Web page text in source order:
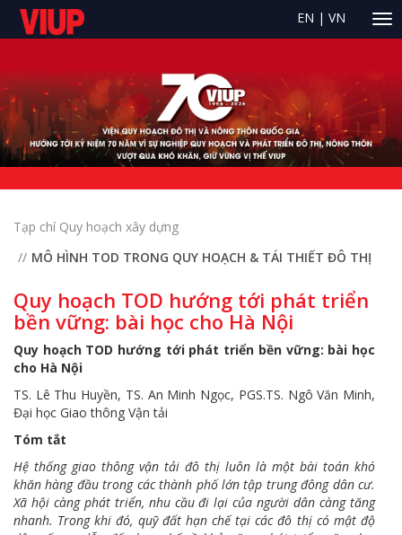
EN | VN
Tạp chí Quy hoạch xây dựng
MÔ HÌNH TOD TRONG QUY HOẠCH & TÁI THIẾT ĐÔ THỊ
Quy hoạch TOD hướng tới phát triển
bền vững: bài học cho Hà Nội
Quy hoạch TOD hướng tới phát triển bền vững: bài học
cho Hà Nội
TS. Lê Thu Huyền, TS. An Minh Ngọc, PGS.TS. Ngô Văn Minh,
Đại học Giao thông Vận tải
Tóm tắt
Hệ thống giao thông vận tải đô thị luôn là một bài toán khó
khăn hàng đầu trong các thành phố lớn tập trung đông dân cư.
Xã hội càng phát triển, nhu cầu đi lại của người dân càng tăng
nhanh. Trong khi đó, quỹ đất hạn chế tại các đô thị có mật độ